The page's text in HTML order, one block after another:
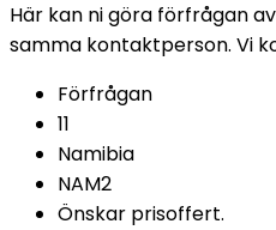
Här kan ni göra förfrågan
samma kontaktperson. Vi
Förfrågan
11
Namibia
NAM2
Önskar prisoffert.